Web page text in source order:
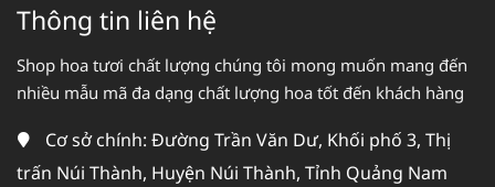
Thông tin liên hệ
Shop hoa tươi chất lượng chúng tôi mong muốn mang đến
nhiều mẫu mã đa dạng chất lượng hoa tốt đến khách hàng
Cơ sở chính: Đường Trần Văn Dư, Khối phố 3, Thị
trấn Núi Thành, Huyện Núi Thành, Tỉnh Quảng Nam